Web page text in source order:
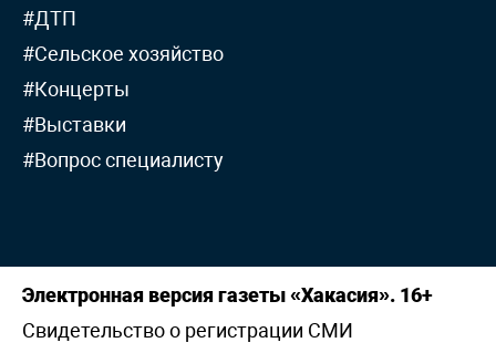
#ДТП
#Сельское хозяйство
#Концерты
#Выставки
#Вопрос специалисту
Электронная версия газеты «Хакасия». 16+
Свидетельство о регистрации СМИ